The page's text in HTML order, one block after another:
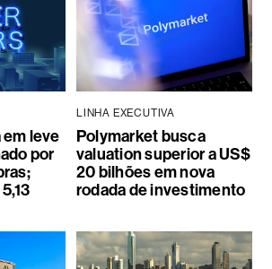
leve
por
LINHA EXECUTIVA
Polymarket busca
valuation superior a US$
20 bilhões em nova
rodada de investimento